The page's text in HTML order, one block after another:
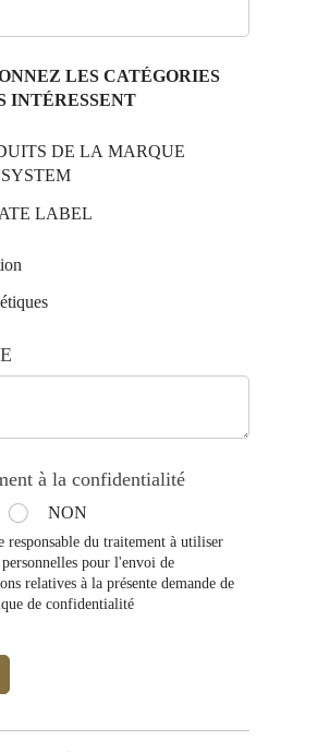
LES CATÉGORIES
INTÉRESSENT
day: *
(requis)
DE LA MARQUE
LABEL
à la confidentialité
NON
responsable du traitement à utiliser
personnelles pour l'envoi de
relatives à la présente demande de
de confidentialité